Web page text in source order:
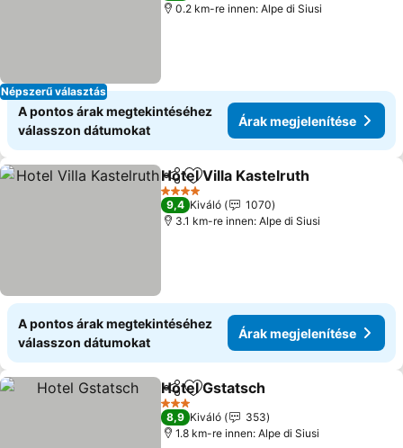
Népszerű választás
0.2 km-re innen: Alpe di Siusi
A pontos árak megtekintéséhez
válasszon dátumokat
Árak megjelenítése
Megosztás
Hozzáadás a kedvencekhez
Hotel Villa Kastelruth
4 Kategória
9,4 Kiváló
1070
3.1 km-re innen: Alpe di Siusi
A pontos árak megtekintéséhez
válasszon dátumokat
Árak megjelenítése
Megosztás
Hozzáadás a kedvencekhez
Hotel Gstatsch
3 Kategória
8,9 Kiváló
353
1.8 km-re innen: Alpe di Siusi